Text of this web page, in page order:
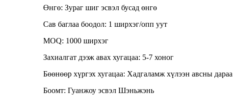
Өнгө: Зураг шиг эсвэл бусад өнгө
Сав баглаа боодол: 1 ширхэг/опп уут
MOQ: 1000 ширхэг
Захиалгат дээж авах хугацаа: 5-7 хоног
Бөөнөөр хүргэх хугацаа: Хадгаламж хүлээн авсны
Боомт: Гуанжоу эсвэл Шэньжэнь